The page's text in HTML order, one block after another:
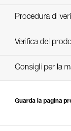
Procedura di
Verifica del
Consigli per la
Guarda la pagina